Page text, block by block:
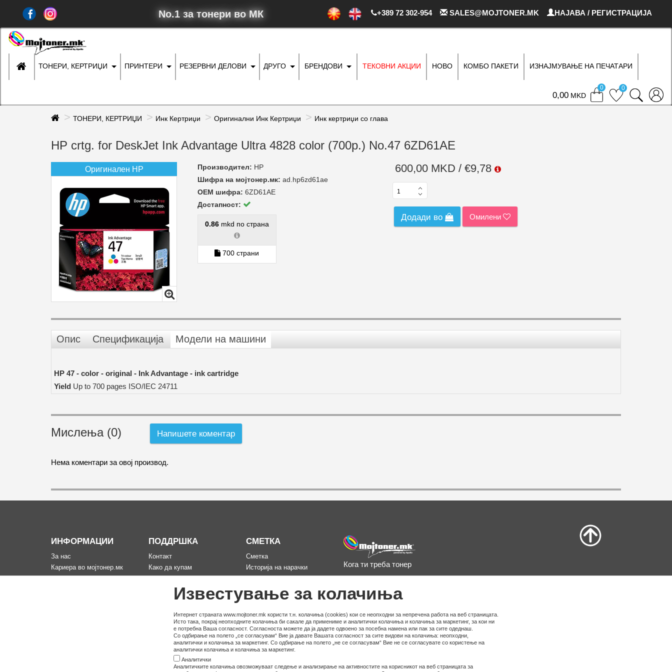
Известување за колачиња
Интернет страната www.mojtoner.mk користи т.н. колачиња (cookies) кои се неопходни за непречена работа на веб страницата.
Исто така, покрај неопходните колачиња би сакале да примениме и аналитички колачиња и колачиња за маркетинг, за кои ни
е потребна Ваша согласност. Согласноста можете да ја дадете одвоено за посебна намена или пак за сите одеднаш.
Со одбирање на полето „се согласувам“ Вие ја давате Вашата согласност за сите видови на колачиња: неопходни,
аналитички и колачиња за маркетинг. Со одбирање на полето „не се согласувам“ Вие не се согласувате со користење на
аналитички колачиња и колачиња за маркетинг.
Аналитички
Аналитичките колачиња овозможуваат следење и анализирање на активностите на корисникот на веб страницата за
No.1 за тонери во МК +389 72 302-954 SALES@MOJTONER.MK НАЈАВА / РЕГИСТРАЦИЈА
ТОНЕРИ, КЕРТРИЏИ ПРИНТЕРИ РЕЗЕРВНИ ДЕЛОВИ ДРУГО БРЕНДОВИ ТЕКОВНИ АКЦИИ НОВО КОМБО ПАКЕТИ ИЗНАЈМУВАЊЕ НА ПЕЧАТАРИ
0 MKD
0 0
ТОНЕРИ, КЕРТРИЏИ Инк Кертриџи Оригинални Инк Кертриџи Инк кертриџи со глава
HP crtg. for DeskJet Ink Advantage Ultra 4828 color (700p.) No.47 6ZD61AE
Оригинален HP Производител: HP
Шифра на мојтонер.мк: ad.hp6zd61ae
ОЕМ шифра: 6ZD61AE
Достапност:
0.86 mkd по страна
700 страни
600,00 MKD / €9,78
Додади во Омилени
Опис Спецификација Модели на машини
HP 47 - color - original - Ink Advantage - ink cartridge
Yield Up to 700 pages ISO/IEC 24711
Мислења (0) Напишете коментар
Нема коментари за овој производ.
ИНФОРМАЦИИ
За нас
Кариера во мојтонер.мк
Информации за испорака
ПОДДРШКА
Контакт
Како да купам
Рекламација за производ
Мапа на сајтот
СМЕТКА
Сметка
Историја на нарачки
Омилени
Кога ти треба тонер